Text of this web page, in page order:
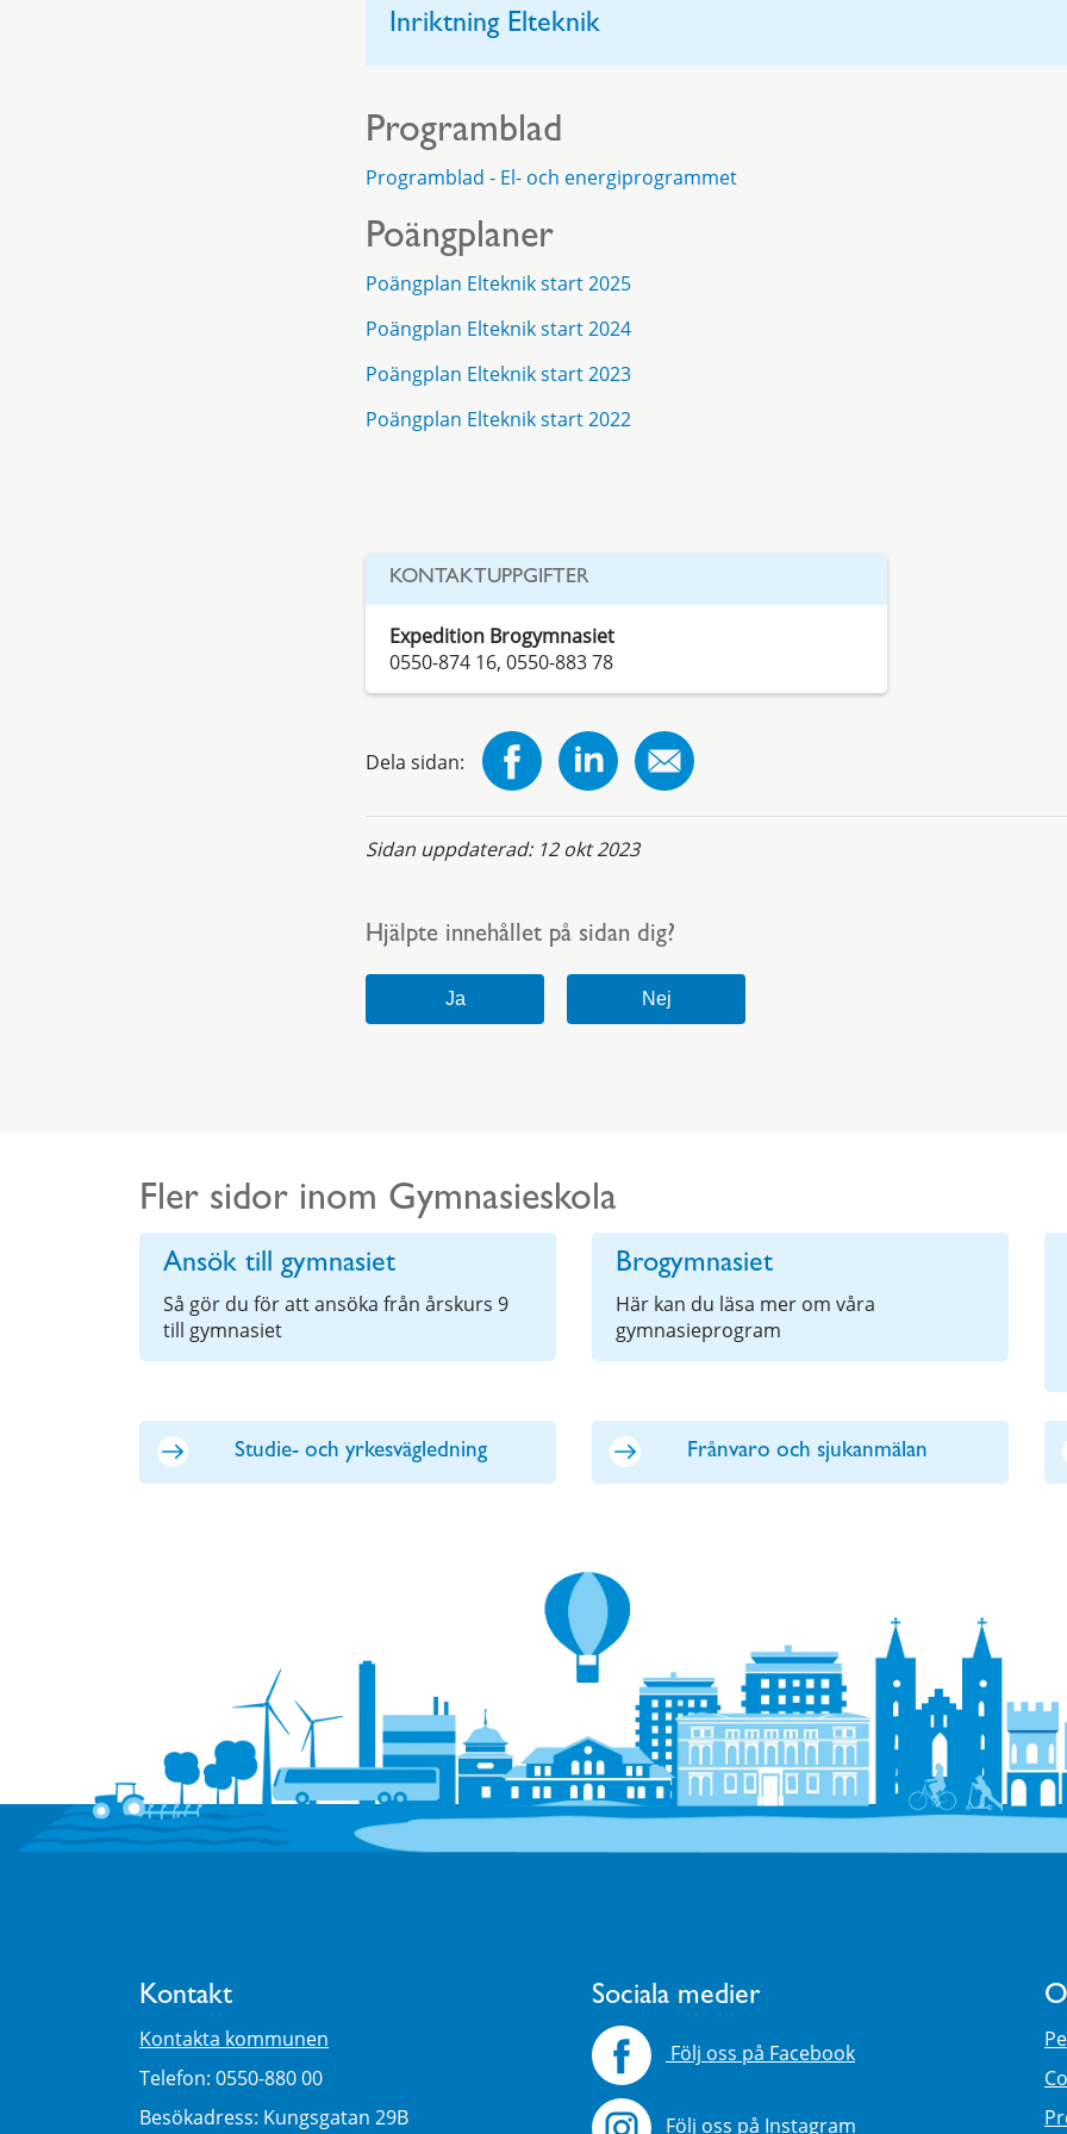
Inriktning Elteknik
Programblad
Programblad - El- och energiprogrammet
Poängplaner
Poängplan Elteknik start 2025
Poängplan Elteknik start 2024
Poängplan Elteknik start 2023
Poängplan Elteknik start 2022
KONTAKTUPPGIFTER
Expedition Brogymnasiet
0550-874 16, 0550-883 78
Dela sidan:
Sidan uppdaterad: 12 okt 2023
Hjälpte innehållet på sidan dig?
Fler sidor inom Gymnasieskola
Ansök till gymnasiet
Så gör du för att ansöka från årskurs 9
till gymnasiet
Brogymnasiet
Här kan du läsa mer om våra
gymnasieprogram
Studie- och yrkesvägledning Frånvaro och sjukanmälan
Kontakt
Kontakta kommunen
Telefon: 0550-880 00
Besökadress: Kungsgatan 29B
Sociala medier
Följ oss på Facebook
Följ oss på Instagram